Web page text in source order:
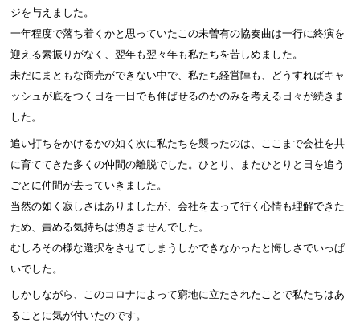
ジを与えました。
一年程度で落ち着くかと思っていたこの未曽有の協奏曲は一行に終演を
迎える素振りがなく、翌年も翌々年も私たちを苦しめました。
未だにまともな商売ができない中で、私たち経営陣も、どうすればキャ
ッシュが底をつく日を一日でも伸ばせるのかのみを考える日々が続きま
した。
追い打ちをかけるかの如く次に私たちを襲ったのは、ここまで会社を共
に育ててきた多くの仲間の離脱でした。ひとり、またひとりと日を追う
ごとに仲間が去っていきました。
当然の如く寂しさはありましたが、会社を去って行く心情も理解できた
ため、責める気持ちは湧きませんでした。
むしろその様な選択をさせてしまうしかできなかったと悔しさでいっぱ
いでした。
しかしながら、このコロナによって窮地に立たされたことで私たちはあ
ることに気が付いたのです。